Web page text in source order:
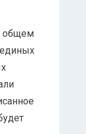
общем